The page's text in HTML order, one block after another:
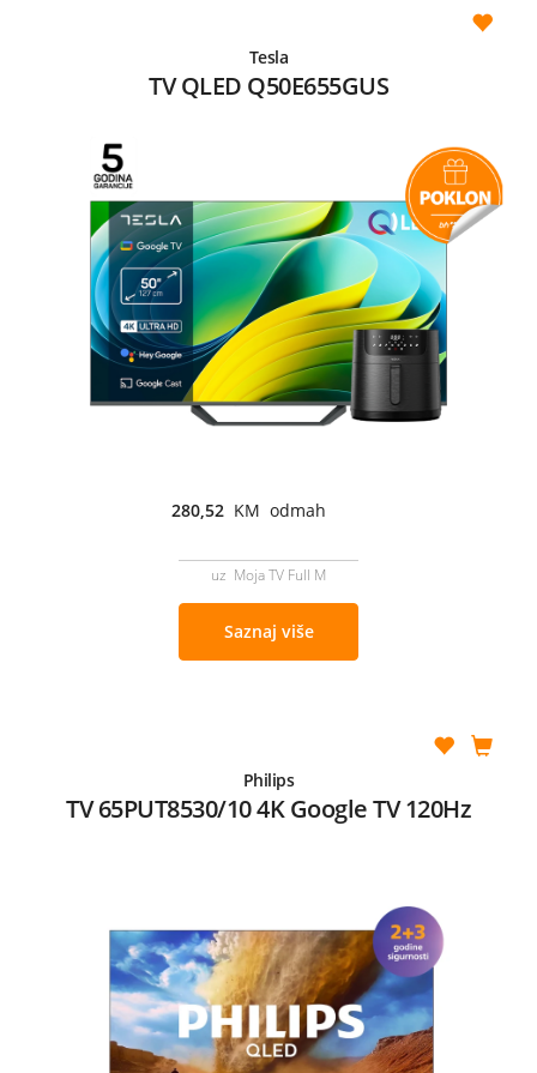
Tesla
TV QLED Q50E655GUS
280,52 KM odmah
uz Moja TV Full M
Saznaj više
Philips
TV 65PUT8530/10 4K Google TV 120Hz